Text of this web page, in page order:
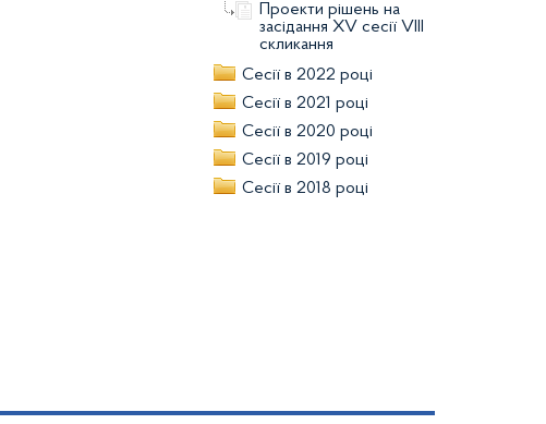
Проекти рішень на
засідання XV сесії VIII
скликання
Сесії в 2022 році
Сесії в 2021 році
Сесії в 2020 році
Сесії в 2019 році
Сесії в 2018 році